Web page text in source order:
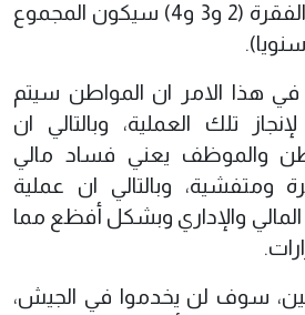
5 – لو تم جمع مبالغ الفقرة (2 و3 و4) سيكون المجموع
في هذا الامر ان المواطن سيتم
تلك العملية، وبالتالي ان
والموظف يعني فساد مالي
ومتفشية، وبالتالي ان عملية
المالي والإداري وبشكل أفظع مما
سوف لن يخدموا في الجيش،